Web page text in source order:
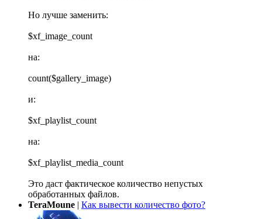
Но лучше заменить:
$xf_image_count
на:
count($gallery_image)
и:
$xf_playlist_count
на:
$xf_playlist_media_count
Это даст фактическое количество непустых
обработанных файлов.
TeraMoune | Как вывести количество фото?